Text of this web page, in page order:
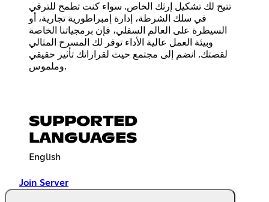
تتيح لك تشكيل إرثك الخاص. سواء كنت تطمح للترقي
في سلك الشرطة، إدارة إمبراطورية تجارية، أو
السيطرة على العالم السفلي، فإن برمجياتنا الخاصة
وبيئة العمل عالية الأداء توفر لك المسرح المثالي
لقصتك. انضم إلى مجتمع حيث لقراراتك تأثير حقيقي
وملموس.
SUPPORTED
LANGUAGES
English
Join Server